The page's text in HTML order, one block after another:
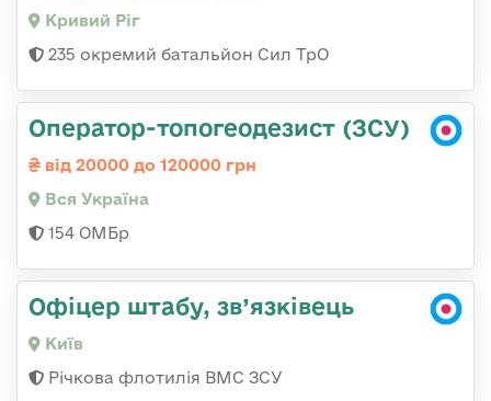
Кривий Ріг
235 окремий батальйон Сил ТрО
Оператор-топогеодезист (ЗСУ)
від 20000 до 120000 грн
Вся Україна
154 ОМБр
Офіцер штабу, зв’язківець
Київ
Річкова флотилія ВМС ЗСУ